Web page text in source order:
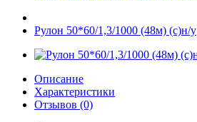
Рулон 50*60/1,3/1000 (48м) (с)н/у
Описание
Характеристики
Отзывов (0)